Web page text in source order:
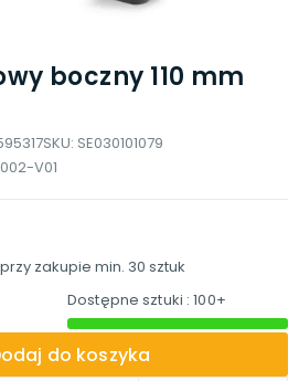
boczny 110 mm
SKU: SE030101079
V01
przy zakupie min. 30 sztuk
Dostępne sztuki : 100+
do koszyka